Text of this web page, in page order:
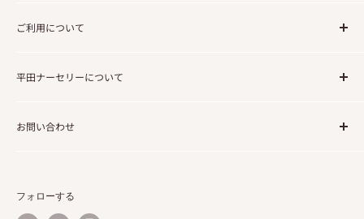
送料について
ご利用について
免責事項
会社概要／特定商取引に関する法律に基づく表記
平田ナーセリーについて
コーポレートサイト
お問い合わせ
フォローする